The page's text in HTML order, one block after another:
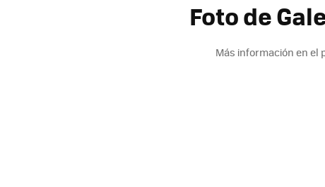
Foto de
Más información en el